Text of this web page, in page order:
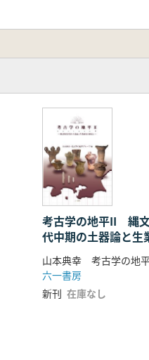
考古学の地平II 縄
代中期の土器論と生
究の新視点
六一書房
新刊 在庫なし